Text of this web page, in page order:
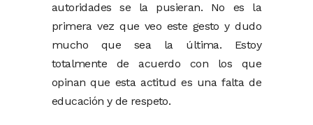
autoridades se la pusieran. No es la
primera vez que veo este gesto y dudo
mucho que sea la última. Estoy
totalmente de acuerdo con los que
opinan que esta actitud es una falta de
educación y de respeto.